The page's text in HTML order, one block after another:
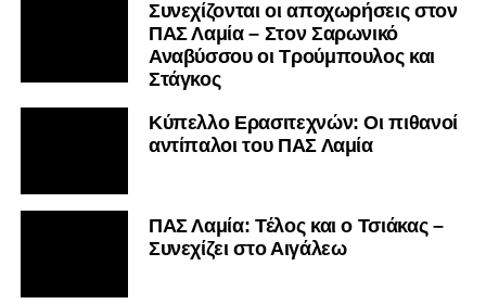
Συνεχίζονται οι αποχωρήσεις στον
ΠΑΣ Λαμία – Στον Σαρωνικό
Αναβύσσου οι Τρούμπουλος και
Στάγκος
Κύπελλο Ερασιτεχνών: Οι πιθανοί
αντίπαλοι του ΠΑΣ Λαμία
ΠΑΣ Λαμία: Τέλος και ο Τσιάκας –
Συνεχίζει στο Αιγάλεω